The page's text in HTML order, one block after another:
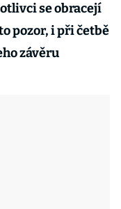
se obracejí
pozor, i při četbě
závěru